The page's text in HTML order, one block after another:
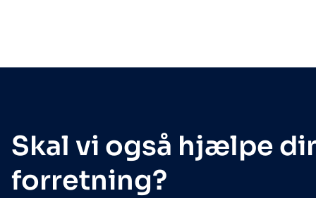
Skal vi også hjælpe
forretning?